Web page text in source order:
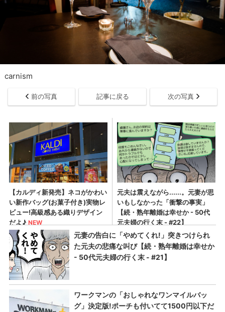
carnism
前の写真 記事に戻る 次の写真